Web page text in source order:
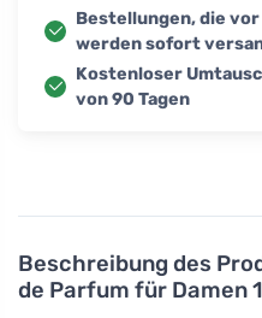
Beschreibung des
de Parfum für Damen
Bestellungen, die
werden sofort
Kostenloser
von 90 Tagen